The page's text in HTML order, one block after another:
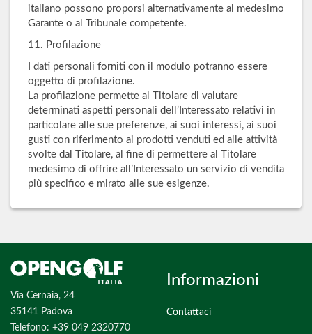
italiano possono proporsi alternativamente al medesimo
Garante o al Tribunale competente.
11. Profilazione
I dati personali forniti con il modulo potranno essere
oggetto di profilazione.
La profilazione permette al Titolare di valutare
determinati aspetti personali dell’Interessato relativi in
particolare alle sue preferenze, ai suoi interessi, ai suoi
gusti con riferimento ai prodotti venduti ed alle attività
svolte dal Titolare, al fine di permettere al Titolare
medesimo di offrire all’Interessato un servizio di vendita
più specifico e mirato alle sue esigenze.
Via Cernaia, 24
35141 Padova
Telefono: +39 049 2320770
Informazioni
Contattaci